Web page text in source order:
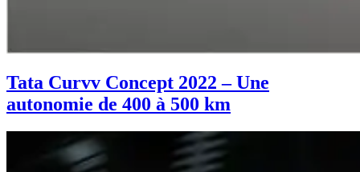
Tata Curvv Concept 2022 – Une
autonomie de 400 à 500 km